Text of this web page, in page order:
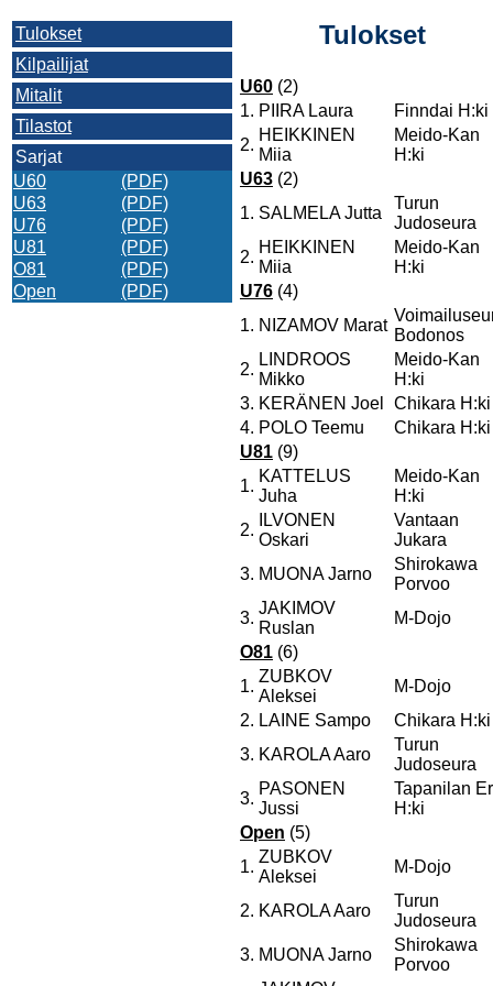
Tulokset
Kilpailijat
Mitalit
Tilastot
Sarjat
U60
(PDF)
U63
(PDF)
U76
(PDF)
U81
(PDF)
O81
(PDF)
Open
(PDF)
Tulokset
U60 (2)
1. PIIRA Laura
Finndai H:ki
2.
HEIKKINEN
Miia
Meido-Kan
H:ki
U63 (2)
1. SALMELA Jutta
Turun
Judoseura
2.
HEIKKINEN
Miia
Meido-Kan
H:ki
U76 (4)
1. NIZAMOV Marat
Bodonos
2.
LINDROOS
Mikko
Meido-Kan
H:ki
3. KERÄNEN Joel
Chikara H:ki
4. POLO Teemu
Chikara H:ki
U81 (9)
1.
KATTELUS
Juha
Meido-Kan
H:ki
2.
ILVONEN
Oskari
Vantaan
Jukara
3. MUONA Jarno
Shirokawa
Porvoo
3.
JAKIMOV
Ruslan
M-Dojo
O81 (6)
1.
ZUBKOV
Aleksei
M-Dojo
2. LAINE Sampo
Chikara H:ki
3. KAROLA Aaro
Turun
Judoseura
3.
PASONEN
Jussi
Tapanilan
H:ki
Open (5)
1.
ZUBKOV
Aleksei
M-Dojo
2. KAROLA Aaro
Turun
Judoseura
3. MUONA Jarno
Shirokawa
Porvoo